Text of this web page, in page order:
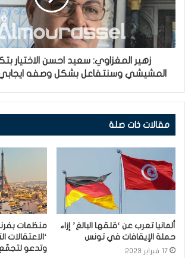
زهير المغزاوي: سعيد احسن الاختيار
المشيشي وسنتفاعل بشكل وصفه ايجابي
مقالات ذات صلة
ألمانيا تعرب عن ‘قلقها البالغ’ إزاء
حملة الإيقافات في تونس
17 فبراير 2023
منظمات
‘الاعتقالات
وتدعو